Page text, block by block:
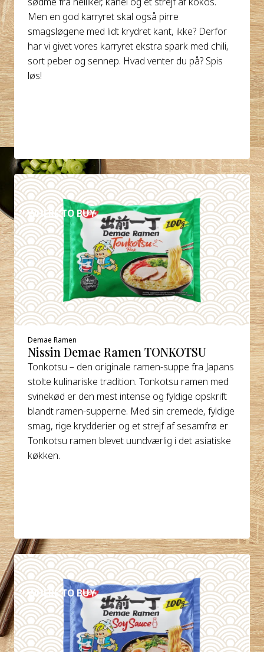
Men en god karryret skal også pirre
smagsløgene med lidt krydret kant, ikke? Derfor
har vi givet vores karryret ekstra spark med chili,
sort peber og sennep. Hvad venter du på? Spis
løs!
WHERE TO BUY
DETALJER
Demae Ramen
Nissin Demae Ramen TONKOTSU
Tonkotsu – den originale ramen-suppe fra Japans
stolte kulinariske tradition. Tonkotsu ramen med
svinekød er den mest intense og fyldige opskrift
blandt ramen-supperne. Med sin cremede, fyldige
smag, rige krydderier og et strejf af sesamfrø er
Tonkotsu ramen blevet uundværlig i det asiatiske
køkken.
WHERE TO BUY
DETALJER